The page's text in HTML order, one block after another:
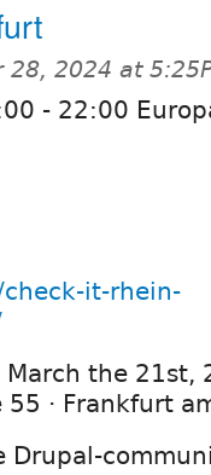
28, 2024 at
- 22:00
it-rhein-
the 21st,
· Frankfurt
Drupal-